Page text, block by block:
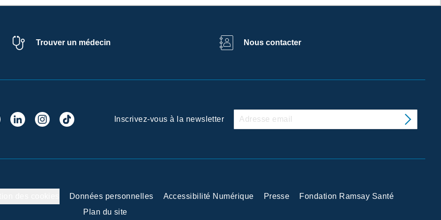
Trouver un médecin Nous contacter
Inscrivez-vous à la newsletter
Données personnelles Accessibilité Numérique Presse
Fondation Ramsay Santé
Plan du site